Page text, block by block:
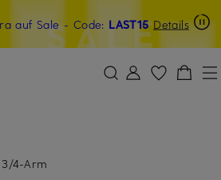
ZUM SUCHFELD ÜBERSPRINGEN
auf Sale- Code: LAST15 Details
mit Beyond sichern
4-Arm